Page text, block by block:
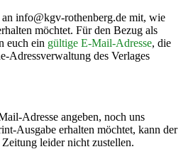
info@kgv-rothenberg.de mit, wie
möchtet. Für den Bezug als
euch ein gültige E-Mail-Adresse, die
Adressverwaltung des Verlages
Adresse angeben, noch uns
Ausgabe erhalten möchtet, kann der
leider nicht zustellen.